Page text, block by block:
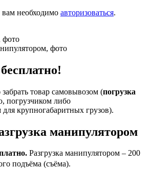
вам необходимо авторизоваться.
товар самовывозом (погрузка
погрузчиком либо
крупногабаритных грузов).
манипулятором
Разгрузка манипулятором – 200
подъёма (съёма).